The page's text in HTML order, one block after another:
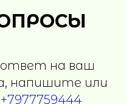
ответ на ваш
напишите или
+7977759444